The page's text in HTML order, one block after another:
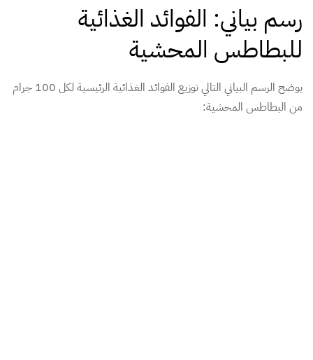
رسم بياني: الفوائد الغذائية
للبطاطس المحشية
يوضح الرسم البياني التالي توزيع الفوائد الغذائية الرئيسية لكل 100 جرام
من البطاطس المحشية: